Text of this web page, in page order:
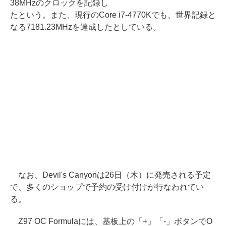
38MHzのクロックを記録し
たという。また、現行のCore i7-4770Kでも、世界記録と
なる7181.23MHzを達成したとしている。
なお、Devil's Canyonは26日（木）に発売される予定
で、多くのショップで予約の受け付けが行なわれてい
る。
Z97 OC Formulaには、基板上の「+」「-」ボタンでO